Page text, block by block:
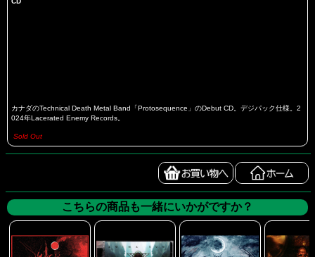
カナダのTechnical Death Metal Band「Protosequence」のDebut CD。デジパック仕様。2
024年Lacerated Enemy Records。
Sold Out
こちらの商品も一緒にいかがですか？